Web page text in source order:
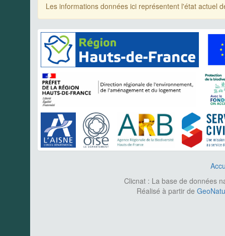
Les informations données ici représentent l'état actuel
Clicnat : La base de données
Réalisé à partir de